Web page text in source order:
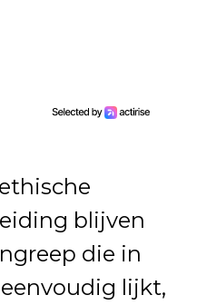
blijven
die in
lijkt,